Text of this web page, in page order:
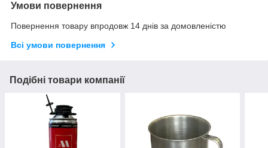
Умови повернення
Повернення товару впродовж 14 днів за домовленістю
Всі умови повернення
Подібні товари компанії